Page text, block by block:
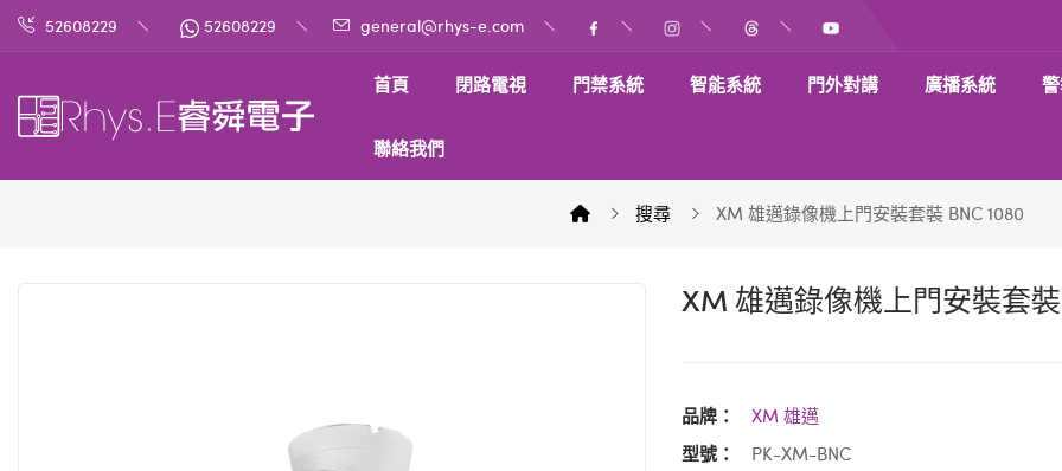
52608229 52608229 general@rhys-e.com
首頁 閉路電視 門禁系統 智能系統 門外對講 廣播系統
聯絡我們
搜尋 XM 雄邁錄像機上門安裝套裝 BNC 1080
XM 雄邁錄像機上門安裝套
品牌：
XM 雄邁
型號：
PK-XM-BNC